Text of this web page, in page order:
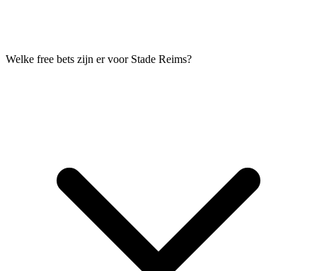
Welke free bets zijn er voor Stade Reims?